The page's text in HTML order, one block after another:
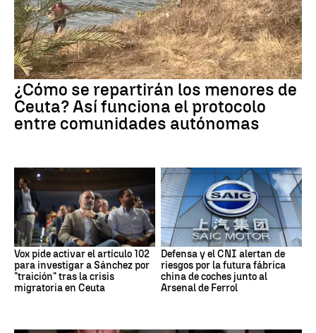
¿Cómo se repartirán los menores de
Ceuta? Así funciona el protocolo
entre comunidades autónomas
Vox pide activar el artículo 102
para investigar a Sánchez por
"traición" tras la crisis
migratoria en Ceuta
Defensa y el CNI alertan de
riesgos por la futura fábrica
china de coches junto al
Arsenal de Ferrol